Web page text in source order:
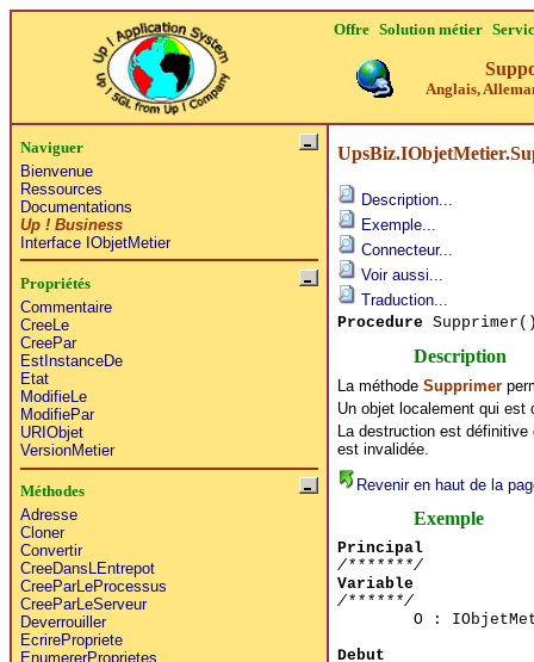
Offre Solution métier
Anglais,
Naviguer
Bienvenue
Ressources
Documentations
Up ! Business
Interface IObjetMetier
Propriétés
Commentaire
CreeLe
CreePar
EstInstanceDe
Etat
ModifieLe
ModifiePar
URIObjet
VersionMetier
Méthodes
Adresse
Cloner
Convertir
CreeDansLEntrepot
CreeParLeProcessus
CreeParLeServeur
Deverrouiller
EcrirePropriete
EnumererProprietes
Description...
Exemple...
Connecteur...
Voir aussi...
Traduction...
Procedure
Description
La méthode Supprimer
Un objet localement qui
La destruction est
est invalidée.
Revenir en haut de la
Exemple
Principal
/*******/
Variable
/******/
O :
Debut